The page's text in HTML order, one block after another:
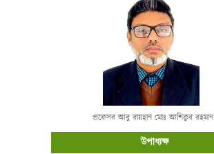
প্রফেসর আবু রায়হান মোঃ আশিকুর রহমান
উপাধ্যক্ষ